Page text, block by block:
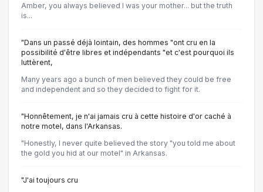
Amber, you always believed I was your mother... but the truth
is...
"Dans un passé déjà lointain, des hommes "ont cru en la
possibilité d'être libres et indépendants "et c'est pourquoi ils
luttèrent,
Many years ago a bunch of men believed they could be free
and independent and so they decided to fight for it.
"Honnêtement, je n'ai jamais cru à cette histoire d'or caché à
notre motel, dans l'Arkansas.
"Honestly, I never quite believed the story "you told me about
the gold you hid at our motel" in Arkansas.
"J'ai toujours cru